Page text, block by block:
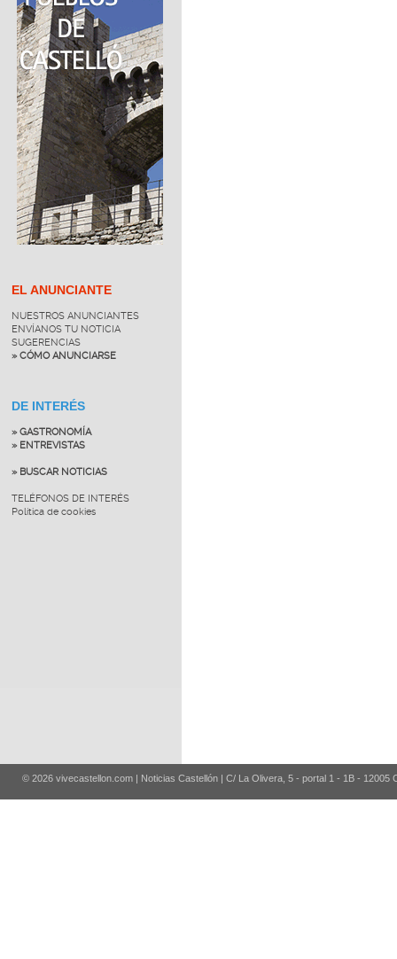
EL ANUNCIANTE
NUESTROS ANUNCIANTES
ENVÍANOS TU NOTICIA
SUGERENCIAS
» CÓMO ANUNCIARSE
DE INTERÉS
» GASTRONOMÍA
» ENTREVISTAS
» BUSCAR NOTICIAS
TELÉFONOS DE INTERÉS
Política de cookies
© 2026 vivecastellon.com | Noticias Castellón | C/ La Olivera, 5 - portal 1 - 1B - 12005